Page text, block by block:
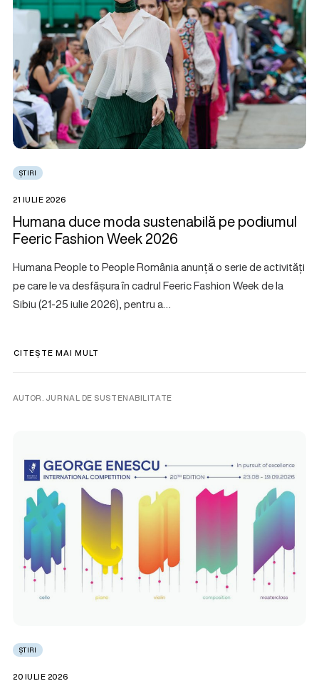
ȘTIRI
21 IULIE 2026
Humana duce moda sustenabilă pe podiumul
Feeric Fashion Week 2026
Humana People to People România anunță o serie de activități
pe care le va desfășura în cadrul Feeric Fashion Week de la
Sibiu (21-25 iulie 2026), pentru a…
CITEȘTE MAI MULT
AUTOR. JURNAL DE SUSTENABILITATE
ȘTIRI
20 IULIE 2026